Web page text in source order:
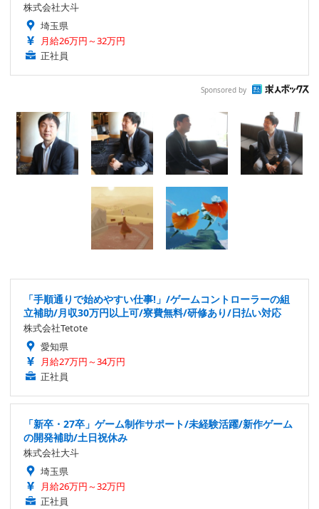
株式会社大斗
埼玉県
月給26万円～32万円
正社員
Sponsored by
「手順通りで始めやすい仕事!」/ゲームコントローラーの組
立補助/月収30万円以上可/寮費無料/研修あり/日払い対応
株式会社Tetote
愛知県
月給27万円～34万円
正社員
「新卒・27卒」ゲーム制作サポート/未経験活躍/新作ゲーム
の開発補助/土日祝休み
株式会社大斗
埼玉県
月給26万円～32万円
正社員